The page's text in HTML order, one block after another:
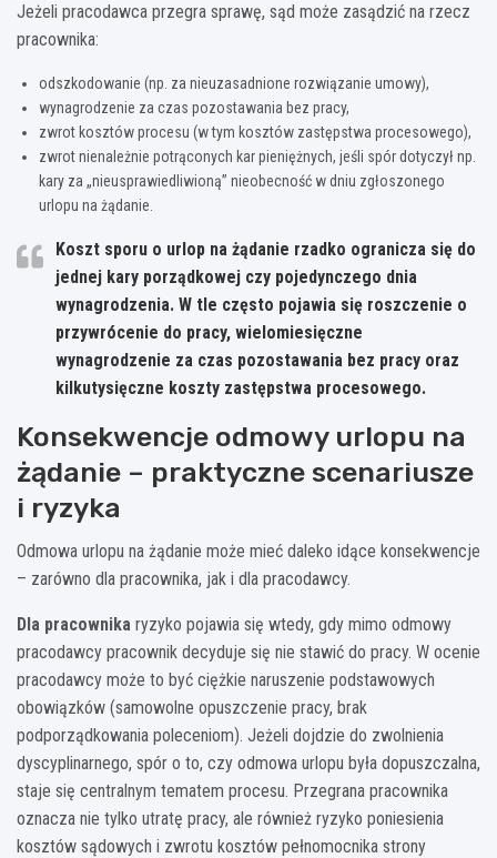
Jeżeli pracodawca przegra sprawę, sąd może zasądzić na rzecz
pracownika:
odszkodowanie (np. za nieuzasadnione rozwiązanie umowy),
wynagrodzenie za czas pozostawania bez pracy,
zwrot kosztów procesu (w tym kosztów zastępstwa procesowego),
zwrot nienależnie potrąconych kar pieniężnych, jeśli spór dotyczył np.
kary za „nieusprawiedliwioną” nieobecność w dniu zgłoszonego
urlopu na żądanie.
Koszt sporu o urlop na żądanie rzadko ogranicza się do
jednej kary porządkowej czy pojedynczego dnia
wynagrodzenia. W tle często pojawia się roszczenie o
przywrócenie do pracy, wielomiesięczne
wynagrodzenie za czas pozostawania bez pracy oraz
kilkutysięczne koszty zastępstwa procesowego.
Konsekwencje odmowy urlopu na
żądanie – praktyczne scenariusze
i ryzyka
Odmowa urlopu na żądanie może mieć daleko idące konsekwencje
– zarówno dla pracownika, jak i dla pracodawcy.
Dla pracownika ryzyko pojawia się wtedy, gdy mimo odmowy
pracodawcy pracownik decyduje się nie stawić do pracy. W ocenie
pracodawcy może to być ciężkie naruszenie podstawowych
obowiązków (samowolne opuszczenie pracy, brak
podporządkowania poleceniom). Jeżeli dojdzie do zwolnienia
dyscyplinarnego, spór o to, czy odmowa urlopu była dopuszczalna,
staje się centralnym tematem procesu. Przegrana pracownika
oznacza nie tylko utratę pracy, ale również ryzyko poniesienia
kosztów sądowych i zwrotu kosztów pełnomocnika strony